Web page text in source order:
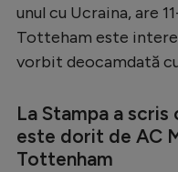
unul cu Ucraina, are
Totteham este
vorbit deocamdată
La Stampa a
este dorit de AC
Tottenham